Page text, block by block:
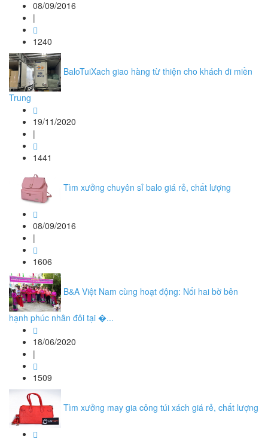
08/09/2016
|
1240
BaloTuiXach giao hàng từ thiện cho khách đi miền
Trung
19/11/2020
|
1441
Tìm xưởng chuyên sỉ balo giá rẻ, chất lượng
08/09/2016
|
1606
B&A Việt Nam cùng hoạt động: Nối hai bờ bên
hạnh phúc nhân đôi tại �...
18/06/2020
|
1509
Tìm xưởng may gia công túi xách giá rẻ, chất lượng